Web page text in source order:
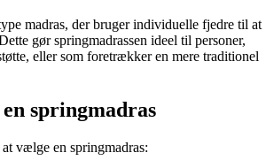
madras, der bruger individuelle fjedre til at
gør springmadrassen ideel til personer,
eller som foretrækker en mere traditionel
springmadras
vælge en springmadras: